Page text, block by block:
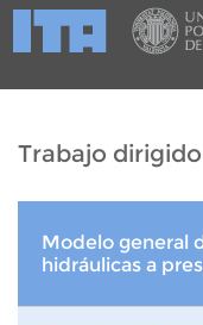
Trabajo dirigido
Modelo general
hidráulicas a